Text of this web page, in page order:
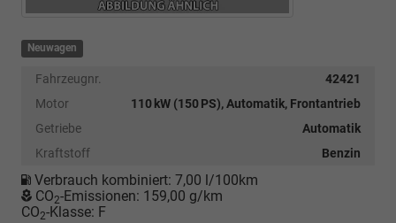
Neuwagen
Fahrzeugnr.
42421
Motor
110 kW (150 PS), Automatik, Frontantrieb
Getriebe
Automatik
Kraftstoff
Benzin
Verbrauch kombiniert: 7,00 l/100km
CO2-Emissionen: 159,00 g/km
CO2-Klasse: F